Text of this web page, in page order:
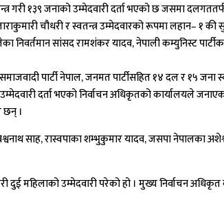
१३९ जनाको उम्मेदवारी दर्ता भएको छ जसमा
चौधरी र स्वतन्त्र उम्मेदवारको रूपमा लहान– १
निवर्तमान सांसद रामशंकर यादव, नेपाली कम्युनिस्ट
समाजवादी पार्टी नेपाल, जनमत पार्टीसहित १४ दल र १५
दर्ता भएको निर्वाचन अधिकृतको कार्यालयले
छन् ।
साह, रास्वपाका शम्भुकुमार यादव, जसपा नेपालका
दुई महिलाको उम्मेदवारी परेको हो । मुख्य निर्वाचन